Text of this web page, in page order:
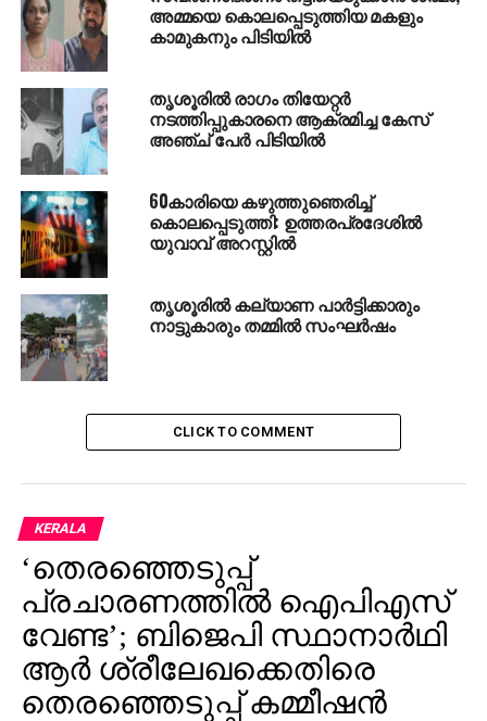
അമ്മയെ കൊലപ്പെടുത്തിയ മകളും
കാമുകനും പിടിയില്‍
തൃശൂരില്‍ രാഗം തിയേറ്റര്‍
നടത്തിപ്പുകാരനെ ആക്രമിച്ച കേസ്
അഞ്ച് പേര്‍ പിടിയില്‍
60കാരിയെ കഴുത്തുഞെരിച്ച്
കൊലപ്പെടുത്തി: ഉത്തരപ്രദേശില്‍
യുവാവ് അറസ്റ്റില്‍
തൃശൂരില്‍ കല്യാണ പാര്‍ട്ടിക്കാരും
നാട്ടുകാരും തമ്മില്‍ സംഘര്‍ഷം
CLICK TO COMMENT
KERALA
‘തെരഞ്ഞെടുപ്പ്
പ്രചാരണത്തിൽ ഐപിഎസ്
വേണ്ട’; ബിജെപി സ്ഥാനാർഥി
ആർ ശ്രീലേഖക്കെതിരെ
തെരഞ്ഞെടുപ്പ് കമ്മീഷൻ